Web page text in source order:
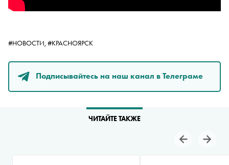
#НОВОСТИ, #КРАСНОЯРСК
Подписывайтесь на наш канал в Телеграме
ЧИТАЙТЕ ТАКЖЕ